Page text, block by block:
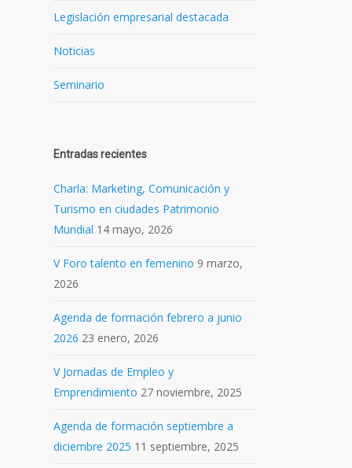
Legislación empresarial destacada
Noticias
Seminario
Entradas recientes
Charla: Marketing, Comunicación y
Turismo en ciudades Patrimonio
Mundial 14 mayo, 2026
V Foro talento en femenino 9 marzo,
2026
Agenda de formación febrero a junio
2026 23 enero, 2026
V Jornadas de Empleo y
Emprendimiento 27 noviembre, 2025
Agenda de formación septiembre a
diciembre 2025 11 septiembre, 2025